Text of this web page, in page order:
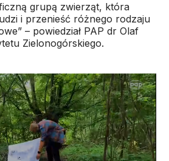
grupą zwierząt, która
i przenieść różnego rodzaju
– powiedział PAP dr Olaf
Zielonogórskiego.